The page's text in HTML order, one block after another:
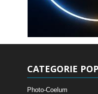
CATEGORIE
Photo-Coelum